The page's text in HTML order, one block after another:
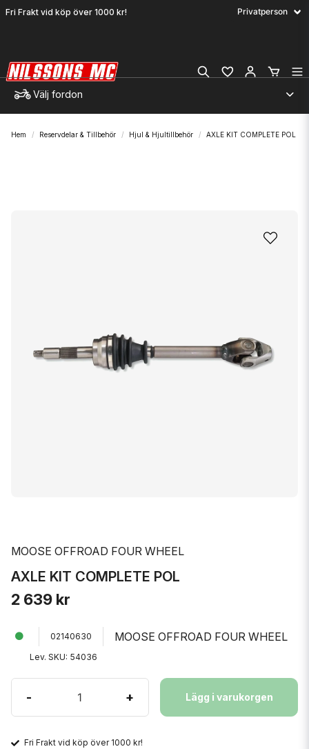
Fri Frakt vid köp över 1000 kr!
Välj fordon
Hem Reservdelar & Tillbehör Hjul & Hjultillbehör AXLE KIT COMPLETE POL
MOOSE OFFROAD FOUR WHEEL
AXLE KIT COMPLETE POL
2 639 kr
02140630 MOOSE OFFROAD FOUR WHEEL
Lev. SKU: 54036
- + Lägg i varukorgen
Fri Frakt vid köp över 1000 kr!